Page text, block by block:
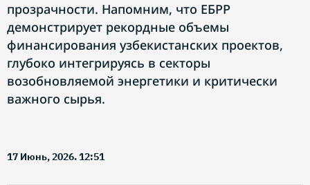
прозрачности. Напомним, что ЕБРР
демонстрирует рекордные объемы
финансирования узбекистанских проектов,
глубоко интегрируясь в секторы
возобновляемой энергетики и критически
важного сырья.
17 Июнь, 2026. 12:51